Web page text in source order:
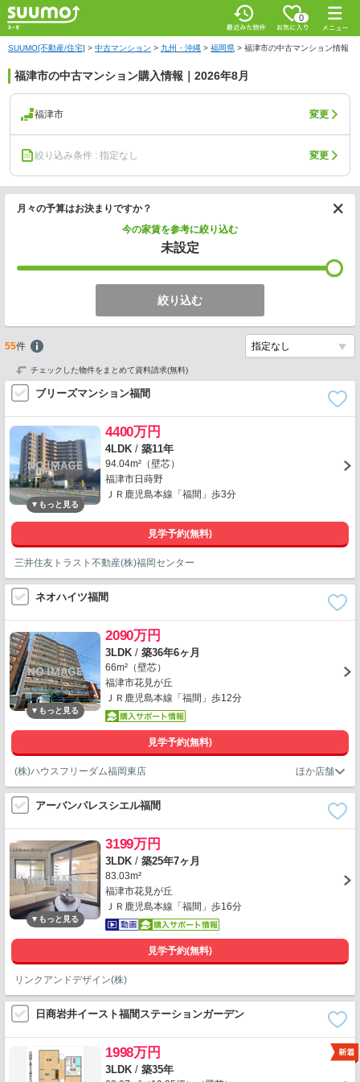
0
SUUMO[不動産/住宅] > 中古マンション > 九州・沖縄 > 福岡県 > 福津市の中古マンション情報
福津市の中古マンション購入情報｜2026年8月
福津市 変更
絞り込み条件 : 指定なし 変更
月々の予算はお決まりですか？
今の家賃を参考に絞り込む
未設定
絞り込む
55件
チェックした物件をまとめて資料請求(無料)
ブリーズマンション福間
4400万円
4LDK / 築11年
94.04m²（壁芯）
福津市日蒔野
ＪＲ鹿児島本線「福間」歩3分
見学予約(無料)
三井住友トラスト不動産(株)福岡センター
ネオハイツ福間
2090万円
3LDK / 築36年6ヶ月
66m²（壁芯）
福津市花見が丘
ＪＲ鹿児島本線「福間」歩12分
見学予約(無料)
(株)ハウスフリーダム福岡東店
アーバンパレスシエル福間
3199万円
3LDK / 築25年7ヶ月
83.03m²
福津市花見が丘
ＪＲ鹿児島本線「福間」歩16分
見学予約(無料)
リンクアンドデザイン(株)
日商岩井イースト福間ステーションガーデン
1998万円
3LDK / 築35年